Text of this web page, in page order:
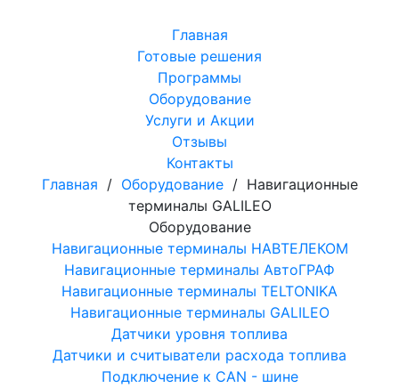
Главная
Готовые решения
Программы
Оборудование
Услуги и Акции
Отзывы
Контакты
Главная / Оборудование/ Навигационные
терминалы GALILEO
Оборудование
Навигационные терминалы НАВТЕЛЕКОМ
Навигационные терминалы АвтоГРАФ
Навигационные терминалы TELTONIKA
Навигационные терминалы GALILEO
Датчики уровня топлива
Датчики и считыватели расхода топлива
Подключение к CAN - шине